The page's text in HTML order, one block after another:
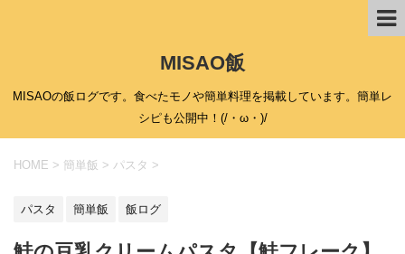
MISAO飯
MISAOの飯ログです。食べたモノや簡単料理を掲載しています。簡単レ
シピも公開中！(/・ω・)/
HOME > 簡単飯 > パスタ >
パスタ 簡単飯 飯ログ